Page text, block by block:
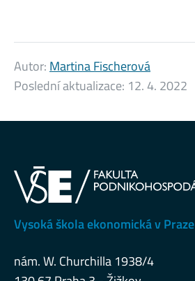
Autor: Martina Fischerová
Poslední aktualizace: 12. 4. 2022
Vysoká škola ekonomická v Praze
nám. W. Churchilla 1938/4